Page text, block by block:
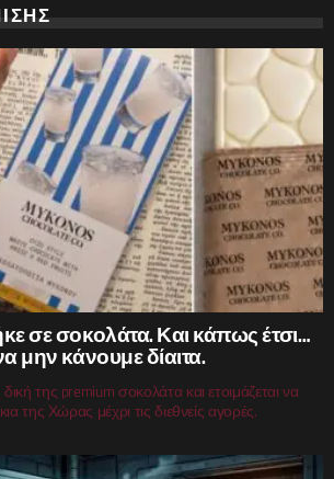
σε σοκολάτα. Και κάπως έτσι…
μην κάνουμε δίαιτα.
της premium σοκολάτα και ετοιμάζεται να
της Χώρας μέχρι τις διεθνείς αγορές.